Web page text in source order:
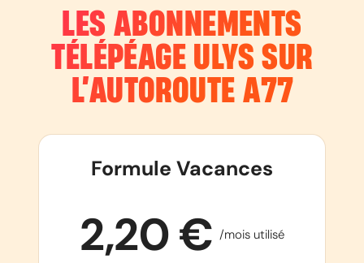
LES ABONNEMENTS
TÉLÉPÉAGE ULYS SUR
L’AUTOROUTE A77
Formule Vacances
2,20 € /mois utilisé